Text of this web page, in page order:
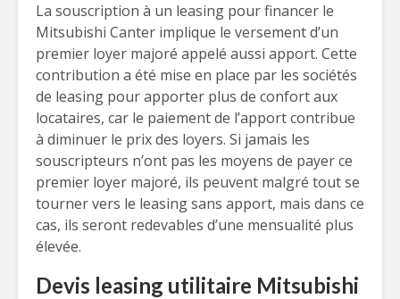
La souscription à un leasing pour financer le
Mitsubishi Canter implique le versement d’un
premier loyer majoré appelé aussi apport. Cette
contribution a été mise en place par les sociétés
de leasing pour apporter plus de confort aux
locataires, car le paiement de l’apport contribue
à diminuer le prix des loyers. Si jamais les
souscripteurs n’ont pas les moyens de payer ce
premier loyer majoré, ils peuvent malgré tout se
tourner vers le leasing sans apport, mais dans ce
cas, ils seront redevables d’une mensualité plus
élevée.
Devis leasing utilitaire Mitsubishi